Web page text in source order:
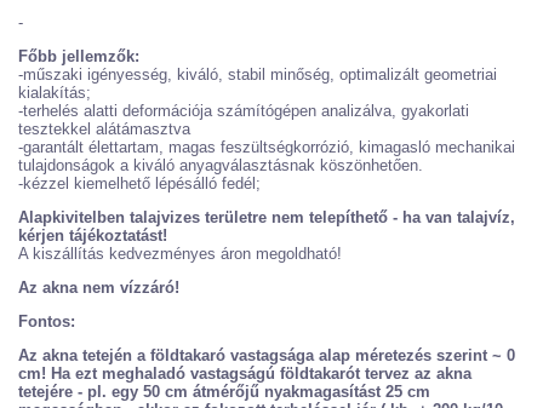
-
Főbb jellemzők:
-műszaki igényesség, kiváló, stabil minőség, optimalizált geometriai
kialakítás;
-terhelés alatti deformációja számítógépen analizálva, gyakorlati
tesztekkel alátámasztva
-garantált élettartam, magas feszültségkorrózió, kimagasló mechanikai
tulajdonságok a kiváló anyagválasztásnak köszönhetően.
-kézzel kiemelhető lépésálló fedél;
Alapkivitelben talajvizes területre nem telepíthető - ha van talajvíz,
kérjen tájékoztatást!
A kiszállítás kedvezményes áron megoldható!
Az akna nem vízzáró!
Fontos:
Az akna tetején a földtakaró vastagsága alap méretezés szerint ~ 0
cm! Ha ezt meghaladó vastagságú földtakarót tervez az akna
tetejére - pl. egy 50 cm átmérőjű nyakmagasítást 25 cm